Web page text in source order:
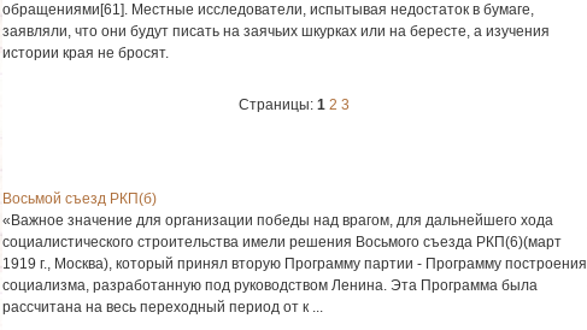
обращениями[61]. Местные исследователи, испытывая недостаток в бумаге,
заявляли, что они будут писать на заячьих шкурках или на бересте, а изучения
истории края не бросят.
Страницы: 1 2 3
Восьмой съезд РКП(б)
«Важное значение для организации победы над врагом, для дальнейшего хода
социалистического строительства имели решения Восьмого съезда РКП(6)(март
1919 г., Москва), который принял вторую Программу партии - Программу построения
социализма, разработанную под руководством Ленина. Эта Программа была
рассчитана на весь переходный период от к ...